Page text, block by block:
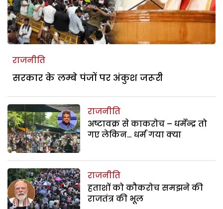
राजनीति
सरकार के लम्बे पंजों पर अंकुश जरूरी
राजनीति
अष्टावक्र से काकरोच – धर्मेन्द्र तो
गए लेकिन… धर्म गया क्या
राजनीति
हताशों को कौकरोच समझने की
राजतंत्र की भूल